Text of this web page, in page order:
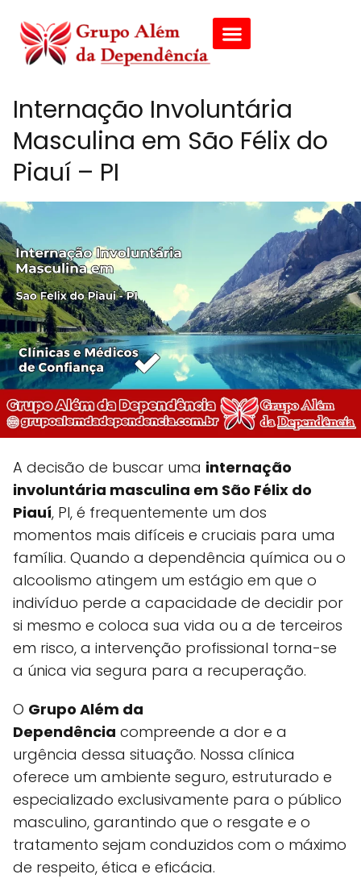
Internação Involuntária
Masculina em São Félix do
Piauí – PI
A decisão de buscar uma internação
involuntária masculina em São Félix do
Piauí, PI, é frequentemente um dos
momentos mais difíceis e cruciais para uma
família. Quando a dependência química ou o
alcoolismo atingem um estágio em que o
indivíduo perde a capacidade de decidir por
si mesmo e coloca sua vida ou a de terceiros
em risco, a intervenção profissional torna-se
a única via segura para a recuperação.
O Grupo Além da
Dependência compreende a dor e a
urgência dessa situação. Nossa clínica
oferece um ambiente seguro, estruturado e
especializado exclusivamente para o público
masculino, garantindo que o resgate e o
tratamento sejam conduzidos com o máximo
de respeito, ética e eficácia.